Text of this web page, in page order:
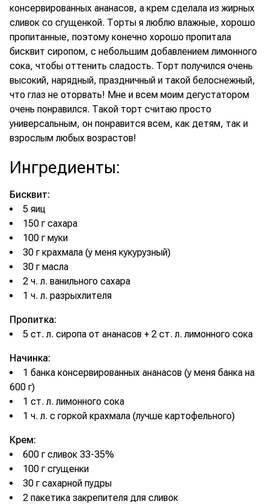
консервированных ананасов, а крем сделала из жирных
сливок со сгущенкой. Торты я люблю влажные, хорошо
пропитанные, поэтому конечно хорошо пропитала
бисквит сиропом, с небольшим добавлением лимонного
сока, чтобы оттенить сладость. Торт получился очень
высокий, нарядный, праздничный и такой белоснежный,
что глаз не оторвать! Мне и всем моим дегустатором
очень понравился. Такой торт считаю просто
универсальным, он понравится всем, как детям, так и
взрослым любых возрастов!
Ингредиенты:
Бисквит:
5 яиц
150 г сахара
100 г муки
30 г крахмала (у меня кукурузный)
30 г масла
2 ч. л. ванильного сахара
1 ч. л. разрыхлителя
Пропитка:
5 ст. л. сиропа от ананасов + 2 ст. л. лимонного сока
Начинка:
1 банка консервированных ананасов (у меня банка на
600 г)
1 ст. л. лимонного сока
1 ч. л. с горкой крахмала (лучше картофельного)
Крем:
600 г сливок 33-35%
100 г сгущенки
30 г сахарной пудры
2 пакетика закрепителя для сливок